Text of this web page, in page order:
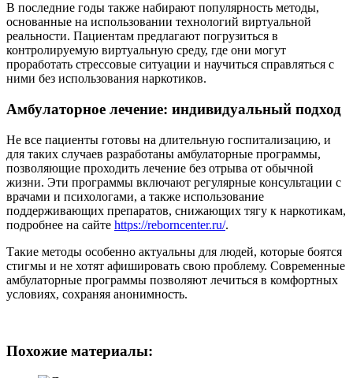
В последние годы также набирают популярность методы,
основанные на использовании технологий виртуальной
реальности. Пациентам предлагают погрузиться в
контролируемую виртуальную среду, где они могут
проработать стрессовые ситуации и научиться справляться с
ними без использования наркотиков.
Амбулаторное лечение: индивидуальный подход
Не все пациенты готовы на длительную госпитализацию, и
для таких случаев разработаны амбулаторные программы,
позволяющие проходить лечение без отрыва от обычной
жизни. Эти программы включают регулярные консультации с
врачами и психологами, а также использование
поддерживающих препаратов, снижающих тягу к наркотикам,
подробнее на сайте https://reborncenter.ru/.
Такие методы особенно актуальны для людей, которые боятся
стигмы и не хотят афишировать свою проблему. Современные
амбулаторные программы позволяют лечиться в комфортных
условиях, сохраняя анонимность.
Похожие материалы: